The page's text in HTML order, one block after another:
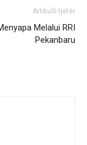
Artikulli tjetër
Melalui RRI
Pekanbaru